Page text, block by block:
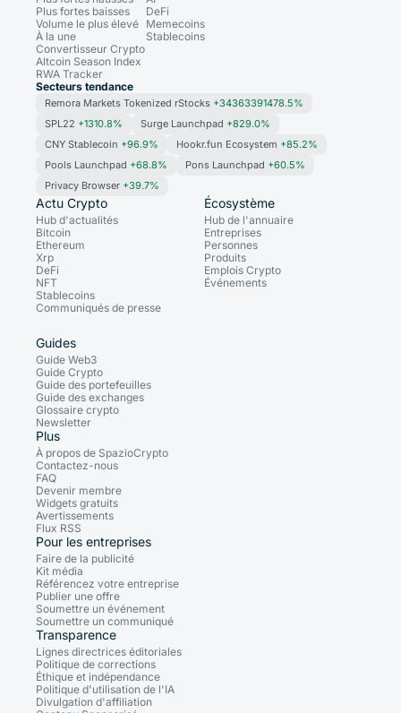
Plus fortes baisses
Volume le plus élevé
À la une
Convertisseur Crypto
Altcoin Season Index
RWA Tracker
DeFi
Memecoins
Stablecoins
Secteurs tendance
Remora Markets Tokenized rStocks +34363391478.5%
SPL22 +1310.8% Surge Launchpad +829.0%
CNY Stablecoin +96.9% Hookr.fun Ecosystem +85.2%
Pools Launchpad +68.8% Pons Launchpad +60.5%
Privacy Browser +39.7%
Actu Crypto
Hub d'actualités
Bitcoin
Ethereum
Xrp
DeFi
NFT
Stablecoins
Communiqués de presse
Écosystème
Hub de l'annuaire
Entreprises
Personnes
Produits
Emplois Crypto
Événements
Guides
Guide Web3
Guide Crypto
Guide des portefeuilles
Guide des exchanges
Glossaire crypto
Newsletter
Plus
À propos de SpazioCrypto
Contactez-nous
FAQ
Devenir membre
Widgets gratuits
Avertissements
Flux RSS
Pour les entreprises
Faire de la publicité
Kit média
Référencez votre entreprise
Publier une offre
Soumettre un événement
Soumettre un communiqué
Transparence
Lignes directrices éditoriales
Politique de corrections
Éthique et indépendance
Politique d'utilisation de l'IA
Divulgation d'affiliation